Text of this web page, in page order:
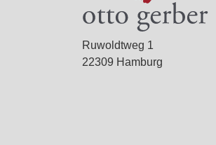
Ruwoldtweg 1
22309 Hamburg